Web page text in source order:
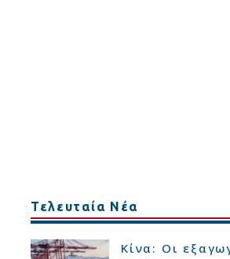
Τελευταία Νέα
Κίνα: Οι